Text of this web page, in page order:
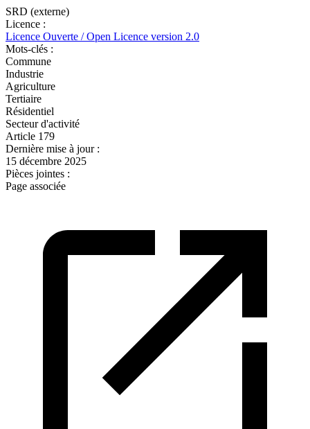
SRD (externe)
Licence :
Licence Ouverte / Open Licence version 2.0
Mots-clés :
Commune
Industrie
Agriculture
Tertiaire
Résidentiel
Secteur d'activité
Article 179
Dernière mise à jour :
15 décembre 2025
Pièces jointes :
Page associée